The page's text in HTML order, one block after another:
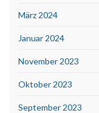
März 2024
Januar 2024
November 2023
Oktober 2023
September 2023